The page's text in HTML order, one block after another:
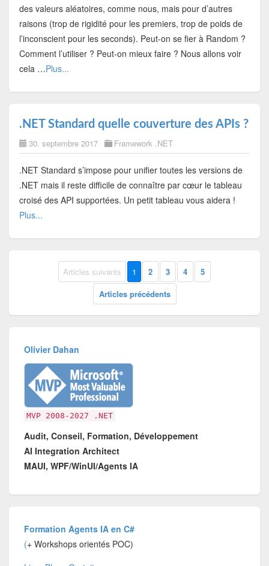
des valeurs aléatoires, comme nous, mais pour d’autres
raisons (trop de rigidité pour les premiers, trop de poids de
l’inconscient pour les seconds). Peut-on se fier à Random ?
Comment l’utiliser ? Peut-on mieux faire ? Nous allons voir
cela …Plus...
.NET Standard quelle couverture des APIs ?
30. septembre 2017 Framework .NET
.NET Standard s’impose pour unifier toutes les versions de
.NET mais il reste difficile de connaître par cœur le tableau
croisé des API supportées. Un petit tableau vous aidera !
Plus...
Articles suivants 1 2 3 4
5
Articles précédents
Olivier Dahan
MVP 2008-2027 .NET
Audit, Conseil, Formation, Développement
AI Integration Architect
MAUI, WPF/WinUI/Agents IA
Formation Agents IA en C#
(+ Workshops orientés POC)